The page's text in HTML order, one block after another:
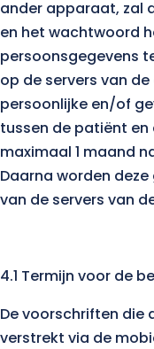
ander apparaat, zal
en het wachtwoord
persoonsgegevens
op de servers van
persoonlijke en/of
tussen de patiënt
maximaal 1 maand
Daarna worden
van de servers van
4.1 Termijn voor de
De voorschriften die
verstrekt via de